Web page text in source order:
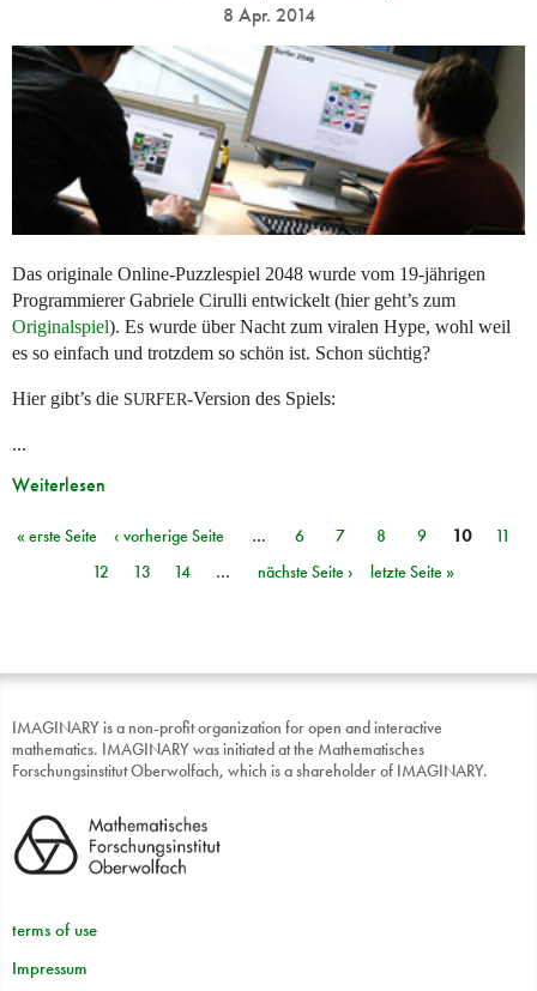
8 Apr. 2014
Das originale Online-Puzzlespiel 2048 wurde vom 19-jährigen
Programmierer Gabriele Cirulli entwickelt (hier geht’s zum
Originalspiel). Es wurde über Nacht zum viralen Hype, wohl weil
es so einfach und trotzdem so schön ist. Schon süchtig?
Hier gibt’s die SURFER-Version des Spiels:
...
Weiterlesen
Seiten
« erste Seite ‹ vorherige Seite … 6 7 8 9 10
11
12
13 14 … nächste Seite › letzte Seite »
IMAGINARY is a non-profit organization for open and interactive
mathematics. IMAGINARY was initiated at the Mathematisches
Forschungsinstitut Oberwolfach, which is a shareholder of IMAGINARY.
terms of use
Impressum